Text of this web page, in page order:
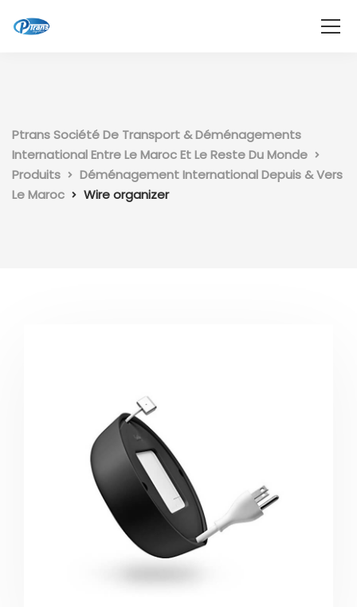
Ptrans Société De Transport & Déménagements
International Entre Le Maroc Et Le Reste Du Monde
Produits
Déménagement International Depuis & Vers
Le Maroc
Wire organizer